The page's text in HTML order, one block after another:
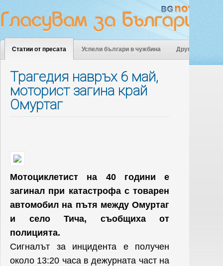
Статии от пресата Успели българи в чужбина Други
Трагедия навръх 6 май,
моторист загина край
Омуртаг
Мотоциклетист на 40 години е
загинал при катастрофа с товарен
автомобил на пътя между Омуртаг
и село Тича, съобщиха от
полицията.
Сигналът за инцидента е получен
около 13:20 часа в дежурната част на